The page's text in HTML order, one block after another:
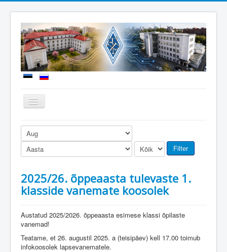
Näita/Peida
menüüd
Uudised
Meie kool
Õppetöö
Koolielu
Dokumendid
Üldinfo
Kontakt
Filter
2025/26. õppeaasta tulevaste 1.
klasside vanemate koosolek
Austatud 2025/2026. õppeaasta esimese klassi õpilaste
vanemad!
Teatame, et 26. augustil 2025. a (teisipäev) kell 17.00 toimub
infokoosolek lapsevanematele.